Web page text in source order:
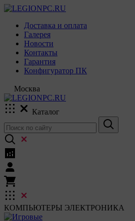
Доставка и оплата
Галерея
Новости
Контакты
Гарантия
Конфигуратор ПК
Москва
Каталог
КОМПЬЮТЕРЫ ЭЛЕКТРОНИКА